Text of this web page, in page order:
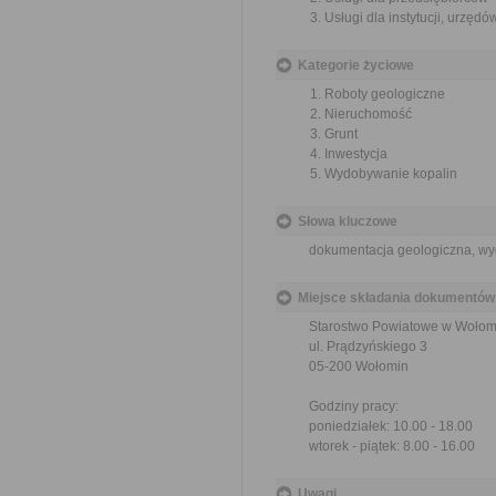
Usługi dla instytucji,
Kategorie życiowe
Roboty geologiczne
Nieruchomość
Grunt
Inwestycja
Wydobywanie kopalin
Słowa kluczowe
dokumentacja geologiczna,
Miejsce składania dokumentów
Starostwo Powiatowe w
ul. Prądzyńskiego 3
05-200 Wołomin
Godziny pracy:
poniedziałek: 10.00 - 18.00
wtorek - piątek: 8.00 - 16.00